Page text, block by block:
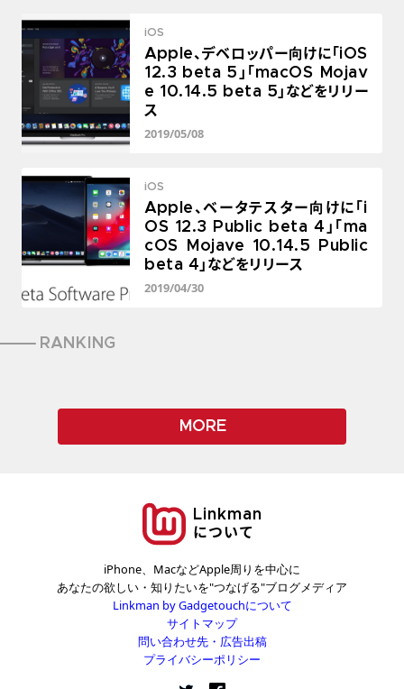
iOS
Apple、デベロッパー向けに「iOS
12.3 beta 5」「macOS Mojav
e 10.14.5 beta 5」などをリリー
ス
2019/05/08
iOS
Apple、ベータテスター向けに「i
OS 12.3 Public beta 4」「ma
cOS Mojave 10.14.5 Public
beta 4」などをリリース
2019/04/30
RANKING
MORE
Linkman
について
iPhone、MacなどApple周りを中心に
あなたの欲しい・知りたいを"つなげる"ブログメディア
Linkman by Gadgetouchについて
サイトマップ
問い合わせ先・広告出稿
プライバシーポリシー